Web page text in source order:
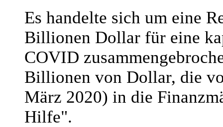
Es handelte sich um eine
Billionen Dollar für eine
COVID
Billionen von Dollar, die
März 2020) in die
Hilfe".